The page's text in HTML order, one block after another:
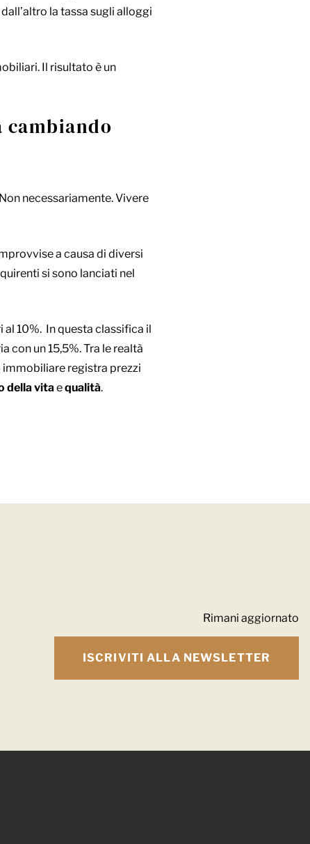
dall’altro la tassa sugli alloggi
Il risultato è un
necessariamente. Vivere
a causa di diversi
si sono lanciati nel
al 10%. In questa classifica il
con un 15,5%. Tra le realtà
registra prezzi
della vitaequalità.
Rimani aggiornato
ISCRIVITI ALLA NEWSLETTER